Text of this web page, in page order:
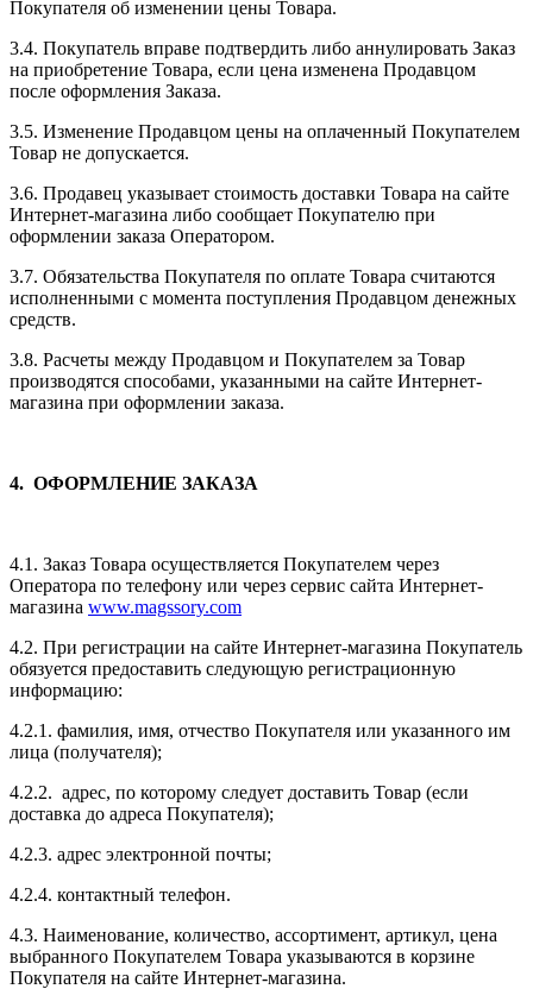
Покупателя об изменении цены Товара.
3.4. Покупатель вправе подтвердить либо аннулировать Заказ
на приобретение Товара, если цена изменена Продавцом
после оформления Заказа.
3.5. Изменение Продавцом цены на оплаченный Покупателем
Товар не допускается.
3.6. Продавец указывает стоимость доставки Товара на сайте
Интернет-магазина либо сообщает Покупателю при
оформлении заказа Оператором.
3.7. Обязательства Покупателя по оплате Товара считаются
исполненными с момента поступления Продавцом денежных
средств.
3.8. Расчеты между Продавцом и Покупателем за Товар
производятся способами, указанными на сайте Интернет-
магазина при оформлении заказа.
4. ОФОРМЛЕНИЕ ЗАКАЗА
4.1. Заказ Товара осуществляется Покупателем через
Оператора по телефону или через сервис сайта Интернет-
магазина www.magssory.com
4.2. При регистрации на сайте Интернет-магазина Покупатель
обязуется предоставить следующую регистрационную
информацию:
4.2.1. фамилия, имя, отчество Покупателя или указанного им
лица (получателя);
4.2.2. адрес, по которому следует доставить Товар (если
доставка до адреса Покупателя);
4.2.3. адрес электронной почты;
4.2.4. контактный телефон.
4.3. Наименование, количество, ассортимент, артикул, цена
выбранного Покупателем Товара указываются в корзине
Покупателя на сайте Интернет-магазина.